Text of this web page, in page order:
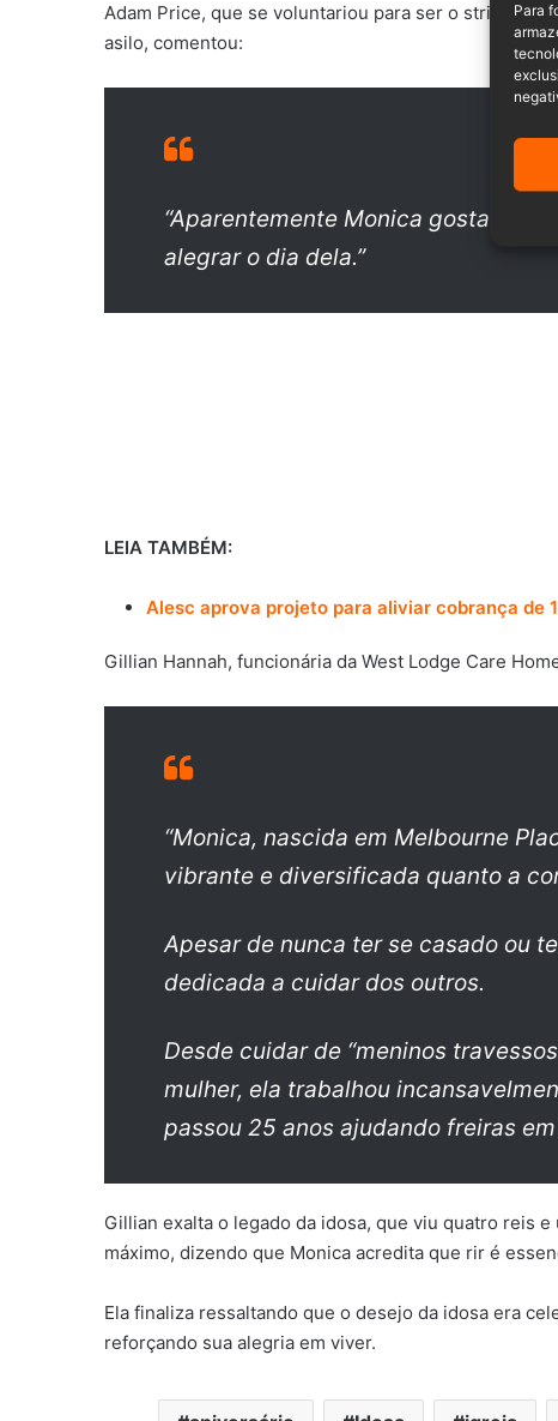
Para
Adam Price, que se voluntariou para ser o stripper
asilo, comentou:
“Aparentemente Monica gosta de
alegrar o dia dela.”
LEIA TAMBÉM:
Alesc aprova projeto para aliviar cobrança de
Gillian Hannah, funcionária da West Lodge Care
“Monica, nascida em Melbourne
vibrante e diversificada quanto a
Apesar de nunca ter se casado ou
dedicada a cuidar dos outros.
Desde cuidar de “meninos
mulher, ela trabalhou
passou 25 anos ajudando freiras
Gillian exalta o legado da idosa, que viu quatro reis
máximo, dizendo que Monica acredita que rir é
Ela finaliza ressaltando que o desejo da idosa era
reforçando sua alegria em viver.